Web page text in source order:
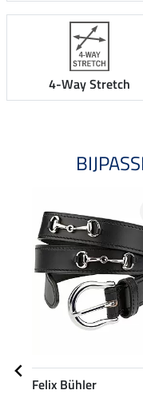
4-Way Stretch
Felix Bühler